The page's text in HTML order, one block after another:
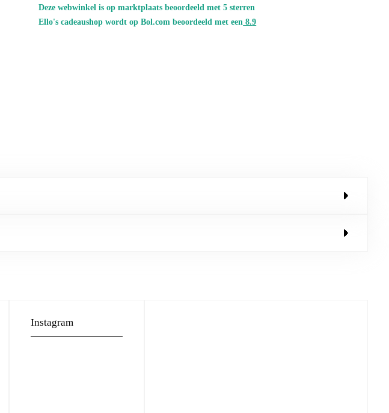
Deze webwinkel is op marktplaats beoordeeld met 5 sterren
Ello's cadeaushop wordt op Bol.com beoordeeld met een 8.9
Instagram